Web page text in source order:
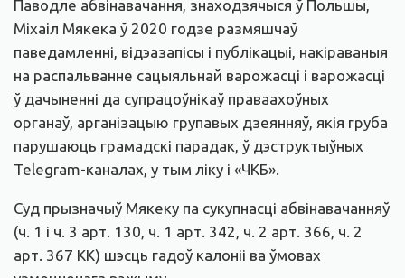
Паводле абвінавачання, знаходзячыся ў Польшы,
Міхаіл Мякека ў 2020 годзе размяшчаў
паведамленні, відэазапісы і публікацыі, накіраваныя
на распальванне сацыяльнай варожасці і варожасці
ў дачыненні да супрацоўнікаў праваахоўных
органаў, арганізацыю групавых дзеянняў, якія груба
парушаюць грамадскі парадак, ў дэструктыўных
Telegram-каналах, у тым ліку і «ЧКБ».
Суд прызначыў Мякеку па сукупнасці абвінавачанняў
(ч. 1 і ч. 3 арт. 130, ч. 1 арт. 342, ч. 2 арт. 366, ч. 2
арт. 367 КК) шэсць гадоў калоніі ва ўмовах